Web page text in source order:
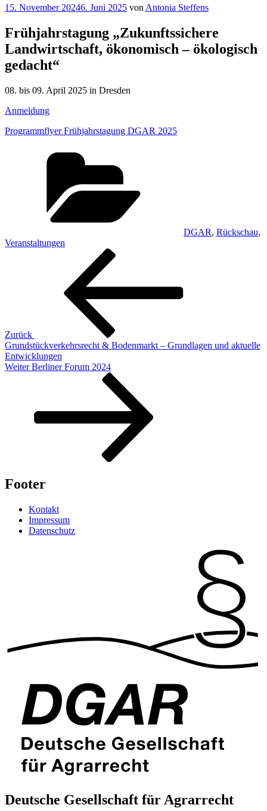
Veröffentlicht
15. November 20246. Juni 2025 von Antonia Steffens
Frühjahrstagung „Zukunftssichere
Landwirtschaft, ökonomisch – ökologisch
gedacht“
08. bis 09. April 2025 in Dresden
Anmeldung
Programmflyer Frühjahrstagung DGAR 2025
DGAR, Rückschau,
Veranstaltungen
Beitragsnavigation
Zurück
Grundstückverkehrsrecht & Bodenmarkt – Grundlagen und aktuelle
Entwicklungen
Nächster
Weiter Berliner Forum 2024
Footer
Kontakt
Impressum
Datenschutz
Deutsche Gesellschaft für Agrarrecht